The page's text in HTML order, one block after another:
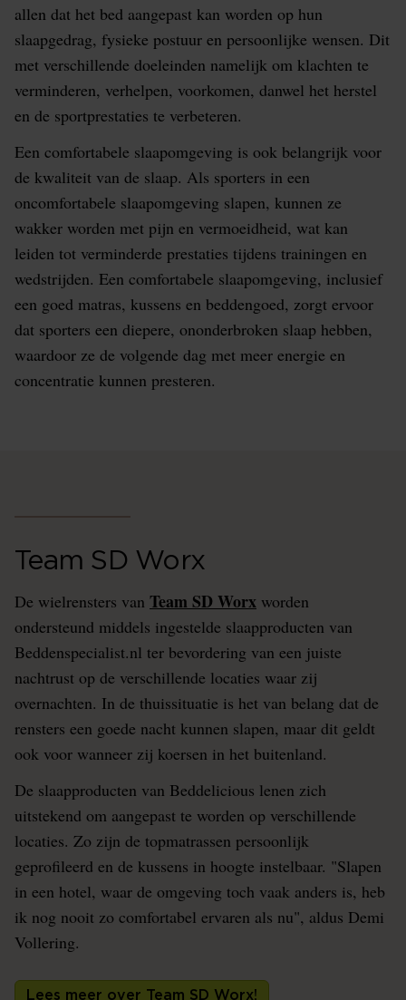
allen dat het bed aangepast kan worden op hun
slaapgedrag, fysieke postuur en persoonlijke wensen. Dit
met verschillende doeleinden namelijk om klachten te
verminderen, verhelpen, voorkomen, danwel het herstel
en de sportprestaties te verbeteren.
Een comfortabele slaapomgeving is ook belangrijk voor
de kwaliteit van de slaap. Als sporters in een
oncomfortabele slaapomgeving slapen, kunnen ze
wakker worden met pijn en vermoeidheid, wat kan
leiden tot verminderde prestaties tijdens trainingen en
wedstrijden. Een comfortabele slaapomgeving, inclusief
een goed matras, kussens en beddengoed, zorgt ervoor
dat sporters een diepere, ononderbroken slaap hebben,
waardoor ze de volgende dag met meer energie en
concentratie kunnen presteren.
Team SD Worx
De wielrensters van Team SD Worx worden
ondersteund middels ingestelde slaapproducten van
Beddenspecialist.nl ter bevordering van een juiste
nachtrust op de verschillende locaties waar zij
overnachten. In de thuissituatie is het van belang dat de
rensters een goede nacht kunnen slapen, maar dit geldt
ook voor wanneer zij koersen in het buitenland.
De slaapproducten van Beddelicious lenen zich
uitstekend om aangepast te worden op verschillende
locaties. Zo zijn de topmatrassen persoonlijk
geprofileerd en de kussens in hoogte instelbaar. "Slapen
in een hotel, waar de omgeving toch vaak anders is, heb
ik nog nooit zo comfortabel ervaren als nu", aldus Demi
Vollering.
Lees meer over Team SD Worx!